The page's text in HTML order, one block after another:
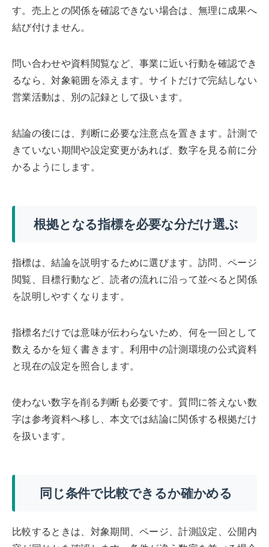
す。売上との関係を確認できない場合は、無理に成果へ
結び付けません。
問い合わせや資料閲覧など、事業に近い行動を確認でき
るなら、対象範囲を添えます。サイトだけで完結しない
営業活動は、別の記録として扱います。
結論の後には、判断に必要な注意点を置きます。計測で
きていない期間や設定変更があれば、数字を見る前に分
かるようにします。
根拠となる指標を必要な分だけ選ぶ
指標は、結論を説明するために選びます。訪問、ページ
閲覧、目標行動など、読者の流れに沿って並べると関係
を説明しやすくなります。
指標名だけでは意味が伝わらないため、何を一回として
数えるかを短く書きます。利用中の計測環境の公式資料
と現在の設定を照合します。
使わない数字を削る判断も必要です。質問に答えない数
字は参考資料へ移し、本文では結論に関係する根拠だけ
を扱います。
同じ条件で比較できるか確かめる
比較するときは、対象期間、ページ、計測設定、公開内